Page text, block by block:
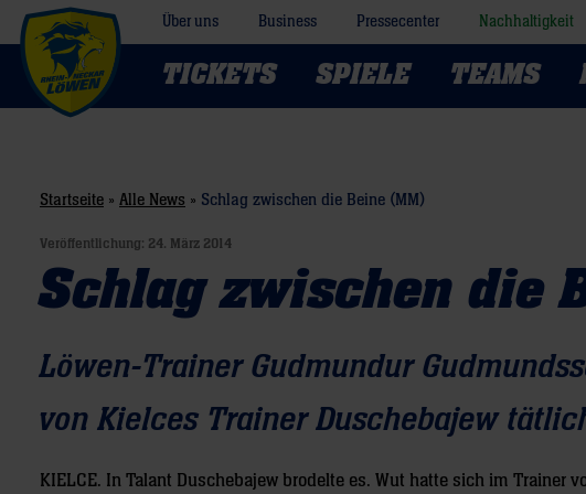
Über uns Business Pressecenter Nachhaltigkeit
TICKETS SPIELE TEAMS
Startseite » Alle News » Schlag zwischen die Beine (MM)
Veröffentlichung: 24. März 2014
Schlag zwischen die
Löwen-Trainer Gudmundur
von Kielces Trainer Duschebajew
KIELCE. In Talant Duschebajew brodelte es. Wut hatte sich im Trainer